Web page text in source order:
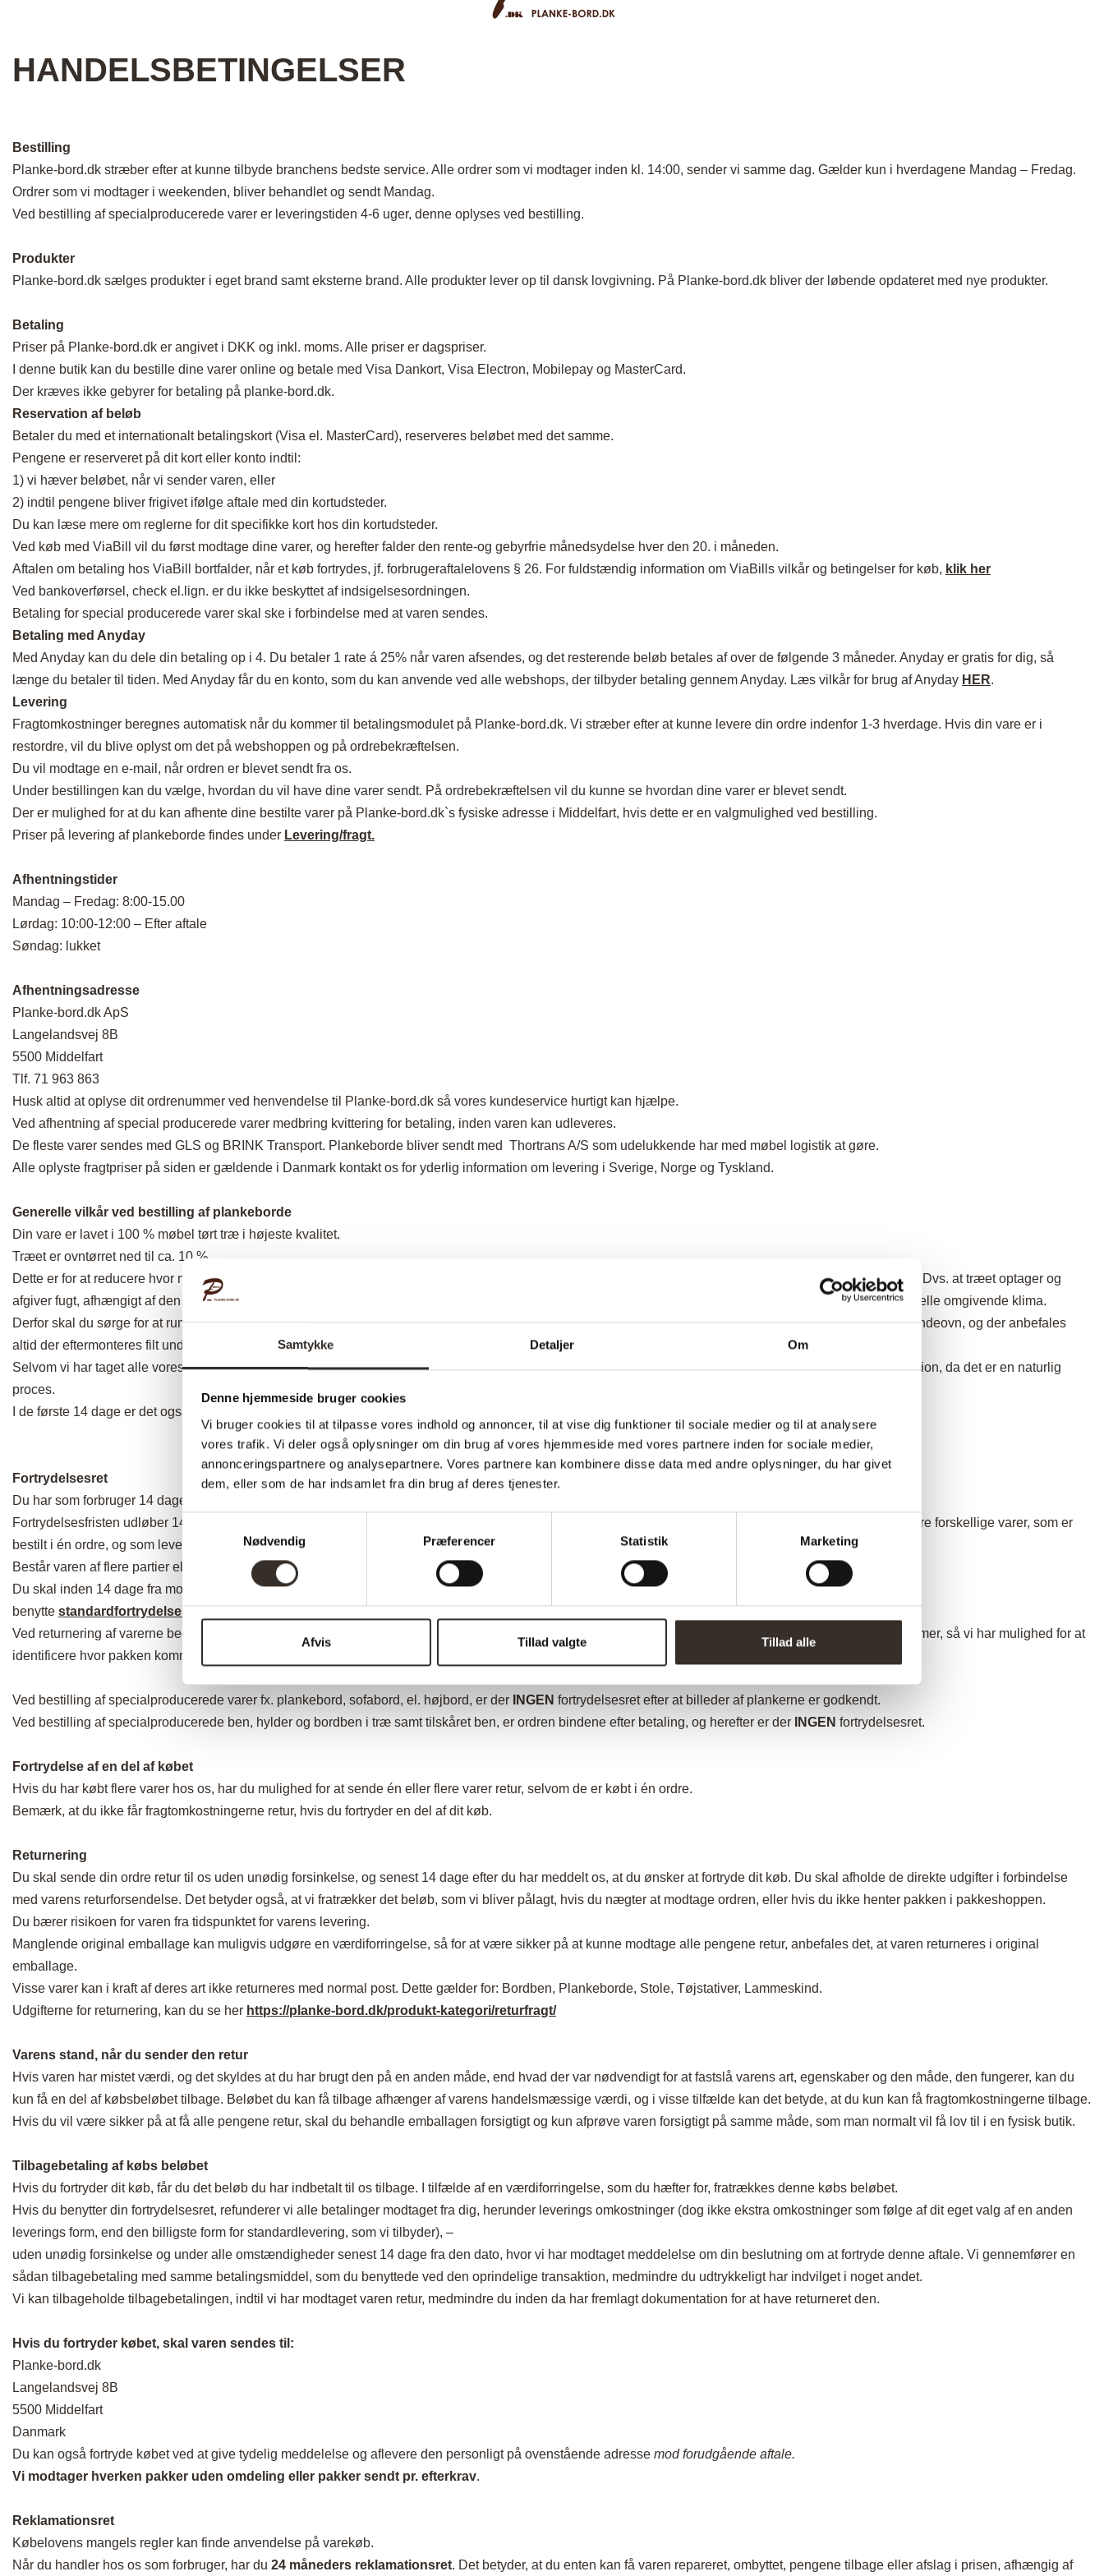
Samtykke Detaljer Om
Denne hjemmeside bruger cookies
Vi bruger cookies til at tilpasse vores indhold og annoncer, til at vise dig funktioner til sociale medier og til at analysere
vores trafik. Vi deler også oplysninger om din brug af vores hjemmeside med vores partnere inden for sociale medier,
annonceringspartnere og analysepartnere. Vores partnere kan kombinere disse data med andre oplysninger, du har givet
dem, eller som de har indsamlet fra din brug af deres tjenester.
Samtykkevalg
Nødvendig
Præferencer Statistik Marketing
Afvis Tillad valgte Tillad alle
Plankebænke
Bordben – Højbord
Konisk – Eg & Metal
Tilbehør
Stole i træ
Kurve
Vægur
Plaider
Chaiselong sofa
Sofaben
HANDELSBETINGELSER
Bestilling
Planke-bord.dk stræber efter at kunne tilbyde branchens bedste service. Alle ordrer som vi modtager inden kl. 14:00, sender vi samme dag. Gælder kun i hverdagene Mandag – Fredag.
Ordrer som vi modtager i weekenden, bliver behandlet og sendt Mandag.
Ved bestilling af specialproducerede varer er leveringstiden 4-6 uger, denne oplyses ved bestilling.
Produkter
Planke-bord.dk sælges produkter i eget brand samt eksterne brand. Alle produkter lever op til dansk lovgivning. På Planke-bord.dk bliver der løbende opdateret med nye produkter.
Betaling
Priser på Planke-bord.dk er angivet i DKK og inkl. moms. Alle priser er dagspriser.
I denne butik kan du bestille dine varer online og betale med Visa Dankort, Visa Electron, Mobilepay og MasterCard.
Der kræves ikke gebyrer for betaling på planke-bord.dk.
Reservation af beløb
Betaler du med et internationalt betalingskort (Visa el. MasterCard), reserveres beløbet med det samme.
Pengene er reserveret på dit kort eller konto indtil:
1) vi hæver beløbet, når vi sender varen, eller
2) indtil pengene bliver frigivet ifølge aftale med din kortudsteder.
Du kan læse mere om reglerne for dit specifikke kort hos din kortudsteder.
Ved køb med ViaBill vil du først modtage dine varer, og herefter falder den rente-og gebyrfrie månedsydelse hver den 20. i måneden.
Aftalen om betaling hos ViaBill bortfalder, når et køb fortrydes, jf. forbrugeraftalelovens § 26. For fuldstændig information om ViaBills vilkår og betingelser for køb, klik her
Ved bankoverførsel, check el.lign. er du ikke beskyttet af indsigelsesordningen.
Betaling for special producerede varer skal ske i forbindelse med at varen sendes.
Betaling med Anyday
Med Anyday kan du dele din betaling op i 4. Du betaler 1 rate á 25% når varen afsendes, og det resterende beløb betales af over de følgende 3 måneder. Anyday er gratis for dig, så
længe du betaler til tiden. Med Anyday får du en konto, som du kan anvende ved alle webshops, der tilbyder betaling gennem Anyday. Læs vilkår for brug af Anyday HER.
Levering
Fragtomkostninger beregnes automatisk når du kommer til betalingsmodulet på Planke-bord.dk. Vi stræber efter at kunne levere din ordre indenfor 1-3 hverdage. Hvis din vare er i
restordre, vil du blive oplyst om det på webshoppen og på ordrebekræftelsen.
Du vil modtage en e-mail, når ordren er blevet sendt fra os.
Under bestillingen kan du vælge, hvordan du vil have dine varer sendt. På ordrebekræftelsen vil du kunne se hvordan dine varer er blevet sendt.
Der er mulighed for at du kan afhente dine bestilte varer på Planke-bord.dk`s fysiske adresse i Middelfart, hvis dette er en valgmulighed ved bestilling.
Priser på levering af plankeborde findes under Levering/fragt.
Afhentningstider
Mandag – Fredag: 8:00-15.00
Lørdag: 10:00-12:00 – Efter aftale
Søndag: lukket
Afhentningsadresse
Planke-bord.dk ApS
Langelandsvej 8B
5500 Middelfart
Tlf. 71 963 863
Husk altid at oplyse dit ordrenummer ved henvendelse til Planke-bord.dk så vores kundeservice hurtigt kan hjælpe.
Ved afhentning af special producerede varer medbring kvittering for betaling, inden varen kan udleveres.
De fleste varer sendes med GLS og BRINK Transport. Plankeborde bliver sendt med Thortrans A/S som udelukkende har med møbel logistik at gøre.
Alle oplyste fragtpriser på siden er gældende i Danmark kontakt os for yderlig information om levering i Sverige, Norge og Tyskland.
Generelle vilkår ved bestilling af plankeborde
Din vare er lavet i 100 % møbel tørt træ i højeste kvalitet.
Træet er ovntørret ned til ca. 10 %.
Dette er for at reducere hvor meget træet arbejder og ændrer sig over tid. Selvom træet er møbel tørt, er det naturmateriale, et såkaldt hygroskopisk materiale. Dvs. at træet optager og
afgiver fugt, afhængigt af den omgivende temperatur og relative luftfugtighed. Træet indstiller sig således over tid, afhængig af træart og dimension til det aktuelle omgivende klima.
Derfor skal du sørge for at rummet ikke er for varmt/koldt, dvs. produktet skal stå i normal stuetemperatur. Bemærk det måIKKEstå op af en radiator eller brændeovn, og der anbefales
altid der eftermonteres filt under bordben, hvis bordet skal stå direkte mod flise eller trægulv, for at undgå skader.
Selvom vi har taget alle vores forholdsregler, så kan vi ikke garantere 100 %, at der vil komme revnedannelser. Dette tolker vi som regel ikke som en reklamation, da det er en naturlig
proces.
I de første 14 dage er det også vigtigt, at du ikke stiller glas eller andet direkte på bordet, da olien skal være helt gennemhærdet.
Fortrydelsesret
Du har som forbruger 14 dages fortrydelsesret, når du handler hos os.
Fortrydelsesfristen udløber 14 dage efter den dag, du har modtaget din vare, eller får den sidste vare i fysisk besiddelse, når det drejer sig om en aftale om flere forskellige varer, som er
bestilt i én ordre, og som leveres enkeltvis.
Består varen af flere partier eller dele, udløber fortrydelsesfristen 14 dage efter den dag, du får det sidste parti, eller den sidste del i fysisk besiddelse.
Du skal inden 14 dage fra modtagelse give os meddelelse om, at du ønsker at fortryde dit køb. Meddelelsen kan gives til
info@planke-bord.dkeller ved at
benytte standardfortrydelsesformularen
Ved returnering af varerne bedes du vedlægge en seddel med årsagen til returnering. Derudover bedes du vedlægge din ordrebekræftelse eller dit ordrenummer, så vi har mulighed for at
identificere hvor pakken kommer fra.
Ved bestilling af specialproducerede varer fx. plankebord, sofabord, el. højbord, er der INGEN fortrydelsesret efter at billeder af plankerne er godkendt.
Ved bestilling af specialproducerede ben, hylder og bordben i træ samt tilskåret ben, er ordren bindene efter betaling, og herefter er der
INGEN fortrydelsesret.
Fortrydelse af en del af købet
Hvis du har købt flere varer hos os, har du mulighed for at sende én eller flere varer retur, selvom de er købt i én ordre.
Bemærk, at du ikke får fragtomkostningerne retur, hvis du fortryder en del af dit køb.
Returnering
Du skal sende din ordre retur til os uden unødig forsinkelse, og senest 14 dage efter du har meddelt os, at du ønsker at fortryde dit køb. Du skal afholde de direkte udgifter i forbindelse
med varens returforsendelse. Det betyder også, at vi fratrækker det beløb, som vi bliver pålagt, hvis du nægter at modtage ordren, eller hvis du ikke henter pakken i pakkeshoppen.
Du bærer risikoen for varen fra tidspunktet for varens levering.
Manglende original emballage kan muligvis udgøre en værdiforringelse, så for at være sikker på at kunne modtage alle pengene retur, anbefales det, at varen returneres i original
emballage.
Visse varer kan i kraft af deres art ikke returneres med normal post. Dette gælder for: Bordben, Plankeborde, Stole, Tøjstativer, Lammeskind.
Udgifterne for returnering, kan du se her https://planke-bord.dk/produkt-kategori/returfragt/
Varens stand, når du sender den retur
Hvis varen har mistet værdi, og det skyldes at du har brugt den på en anden måde, end hvad der var nødvendigt for at fastslå varens art, egenskaber og den måde, den fungerer, kan du
kun få en del af købsbeløbet tilbage. Beløbet du kan få tilbage afhænger af varens handelsmæssige værdi, og i visse tilfælde kan det betyde, at du kun kan få fragtomkostningerne tilbage.
Hvis du vil være sikker på at få alle pengene retur, skal du behandle emballagen forsigtigt og kun afprøve varen forsigtigt på samme måde, som man normalt vil få lov til i en fysisk butik.
Tilbagebetaling af købs beløbet
Hvis du fortryder dit køb, får du det beløb du har indbetalt til os tilbage. I tilfælde af en værdiforringelse, som du hæfter for, fratrækkes denne købs beløbet.
Hvis du benytter din fortrydelsesret, refunderer vi alle betalinger modtaget fra dig, herunder leverings omkostninger (dog ikke ekstra omkostninger som følge af dit eget valg af en anden
leverings form, end den billigste form for standardlevering, som vi tilbyder), –
uden unødig forsinkelse og under alle omstændigheder senest 14 dage fra den dato, hvor vi har modtaget meddelelse om din beslutning om at fortryde denne aftale. Vi gennemfører en
sådan tilbagebetaling med samme betalingsmiddel, som du benyttede ved den oprindelige transaktion, medmindre du udtrykkeligt har indvilget i noget andet.
Vi kan tilbageholde tilbagebetalingen, indtil vi har modtaget varen retur, medmindre du inden da har fremlagt dokumentation for at have returneret den.
Hvis du fortryder købet, skal varen sendes til:
Planke-bord.dk
Langelandsvej 8B
5500 Middelfart
Danmark
Du kan også fortryde købet ved at give tydelig meddelelse og aflevere den personligt på ovenstående adresse mod forudgående aftale.
Vi modtager hverken pakker uden omdeling eller pakker sendt pr. efterkrav.
Reklamationsret
Købelovens mangels regler kan finde anvendelse på varekøb.
Når du handler hos os som forbruger, har du 24 måneders reklamationsret. Det betyder, at du enten kan få varen repareret, ombyttet, pengene tilbage eller afslag i prisen, afhængig af